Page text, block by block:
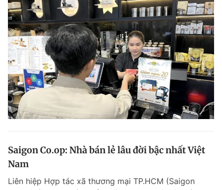
Saigon Co.op: Nhà bán lẻ lâu đời bậc nhất Việt
Nam
Liên hiệp Hợp tác xã thương mại TP.HCM (Saigon